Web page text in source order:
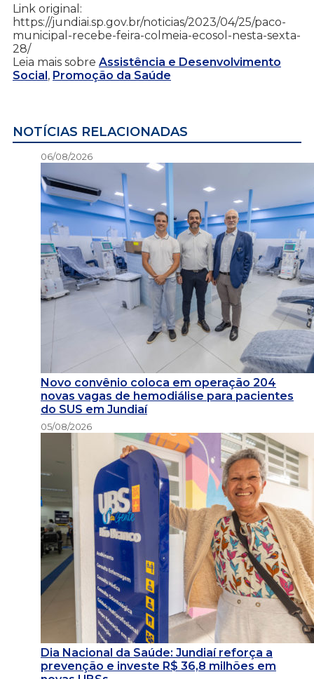
Link original:
https://jundiai.sp.gov.br/noticias/2023/04/25/paco-
municipal-recebe-feira-colmeia-ecosol-nesta-sexta-
28/
Leia mais sobre Assistência e Desenvolvimento
Social, Promoção da Saúde
NOTÍCIAS RELACIONADAS
06/08/2026
Novo convênio coloca em operação 204
novas vagas de hemodiálise para pacientes
do SUS em Jundiaí
05/08/2026
Dia Nacional da Saúde: Jundiaí reforça a
prevenção e investe R$ 36,8 milhões em